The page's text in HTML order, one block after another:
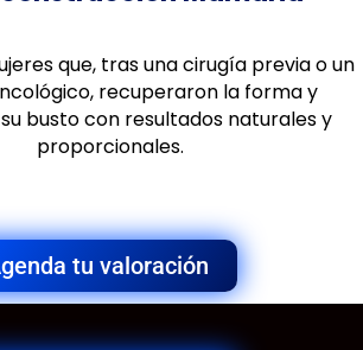
que, tras una cirugía previa o un
recuperaron la forma y
busto con resultados naturales y
proporcionales.
tu valoración